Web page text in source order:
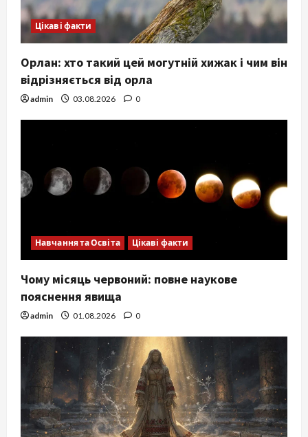
Цікаві факти
Орлан: хто такий цей могутній хижак і чим він
відрізняється від орла
admin 03.08.2026 0
Навчання та Освіта Цікаві факти
Чому місяць червоний: повне наукове
пояснення явища
admin 01.08.2026 0